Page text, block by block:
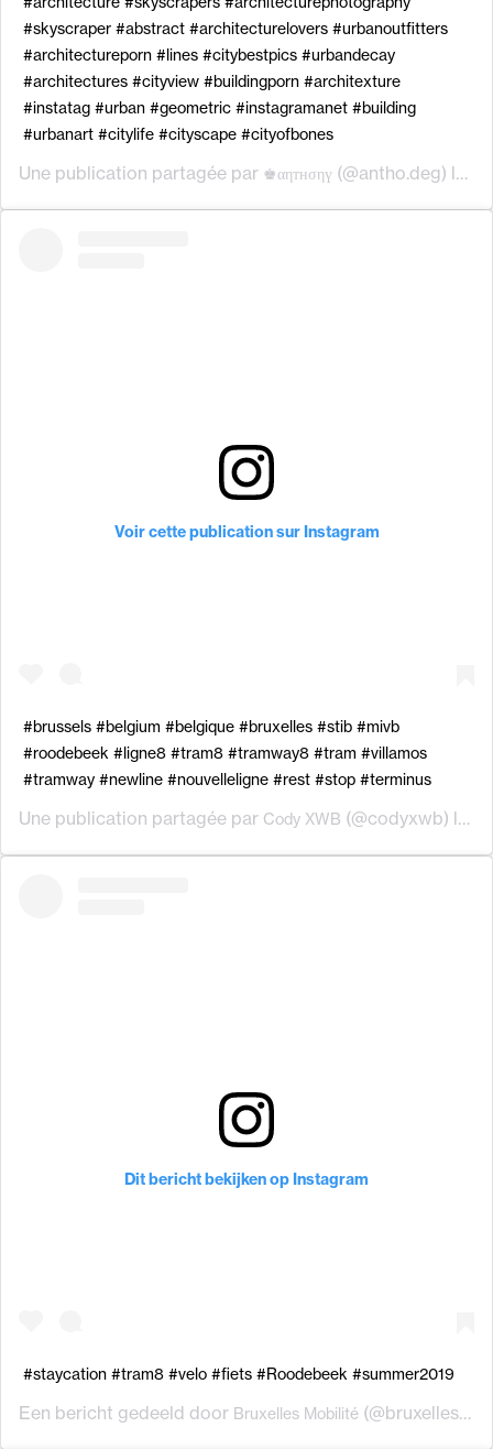
#skyscraper #abstract #architecturelovers #urbanoutfitters
#architectureporn #lines #citybestpics #urbandecay
#architectures #cityview #buildingporn #architexture
#instatag #urban #geometric #instagramanet #building
#urbanart #citylife #cityscape #cityofbones
Une publication partagée par ♚αηтнσηү (@antho.deg) le
Voir cette publication sur Instagram
#brussels #belgium #belgique #bruxelles #stib #mivb
#roodebeek #ligne8 #tram8 #tramway8 #tram #villamos
#tramway #newline #nouvelleligne #rest #stop #terminus
Une publication partagée par Cody XWB (@codyxwb) le
Dit bericht bekijken op Instagram
#staycation #tram8 #velo #fiets #Roodebeek #summer2019
Een bericht gedeeld door Bruxelles Mobilité (@bruxellesmobilite) op